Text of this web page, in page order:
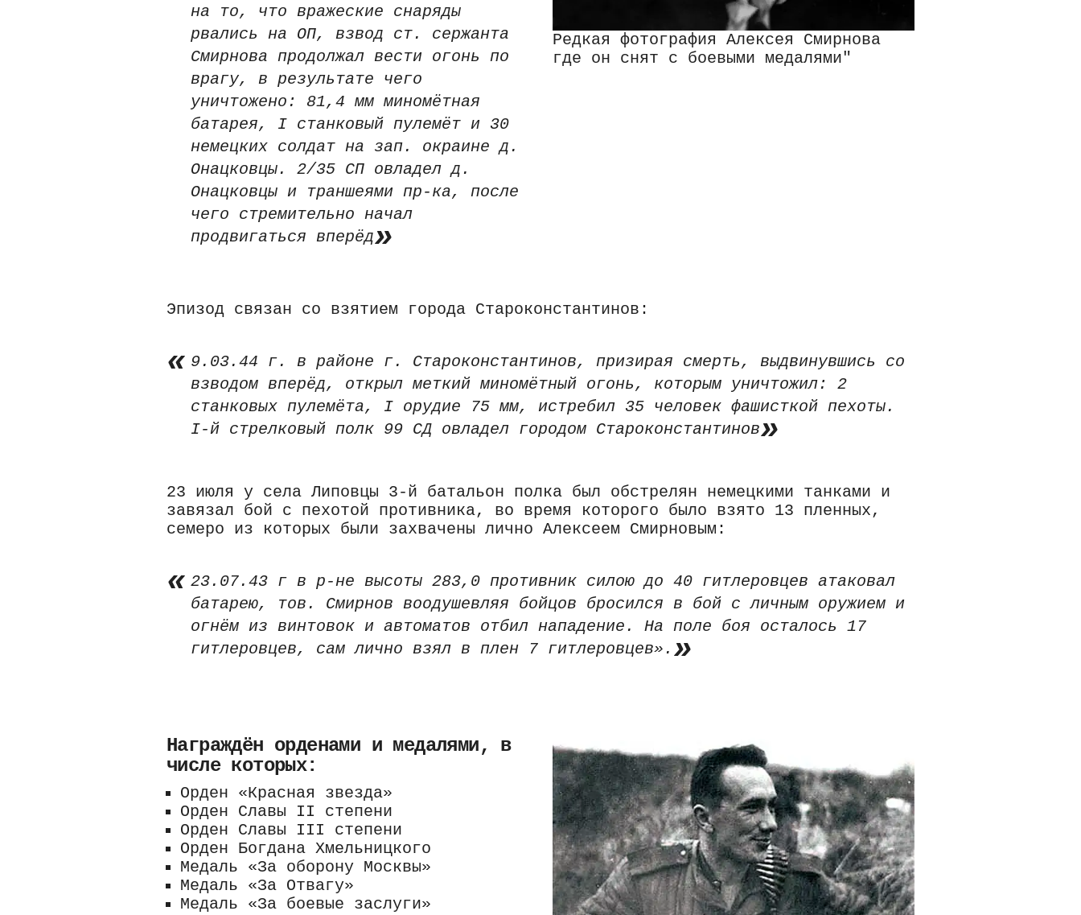
на то, что вражеские снаряды
рвались на ОП, взвод ст. сержанта
Смирнова продолжал вести огонь по
врагу, в результате чего
уничтожено: 81,4 мм миномётная
батарея, I станковый пулемёт и 30
немецких солдат на зап. окраине д.
Онацковцы. 2/35 СП овладел д.
Онацковцы и траншеями пр-ка, после
чего стремительно начал
продвигаться вперёд
Редкая фотография Алексея Смирнова
где он снят с боевыми медалями"
Эпизод связан со взятием города Староконстантинов:
9.03.44 г. в районе г. Староконстантинов, призирая смерть, выдвинувшись со
взводом вперёд, открыл меткий миномётный огонь, которым уничтожил: 2
станковых пулемёта, I орудие 75 мм, истребил 35 человек фашисткой пехоты.
I-й стрелковый полк 99 СД овладел городом Староконстантинов
23 июля у села Липовцы 3-й батальон полка был обстрелян немецкими танками и
завязал бой с пехотой противника, во время которого было взято 13 пленных,
семеро из которых были захвачены лично Алексеем Смирновым:
23.07.43 г в р-не высоты 283,0 противник силою до 40 гитлеровцев атаковал
батарею, тов. Смирнов воодушевляя бойцов бросился в бой с личным оружием и
огнём из винтовок и автоматов отбил нападение. На поле боя осталось 17
гитлеровцев, сам лично взял в плен 7 гитлеровцев».
Награждён орденами и медалями, в
числе которых:
Орден «Красная звезда»
Орден Славы II степени
Орден Славы III степени
Орден Богдана Хмельницкого
Медаль «За оборону Москвы»
Медаль «За Отвагу»
Медаль «За боевые заслуги»